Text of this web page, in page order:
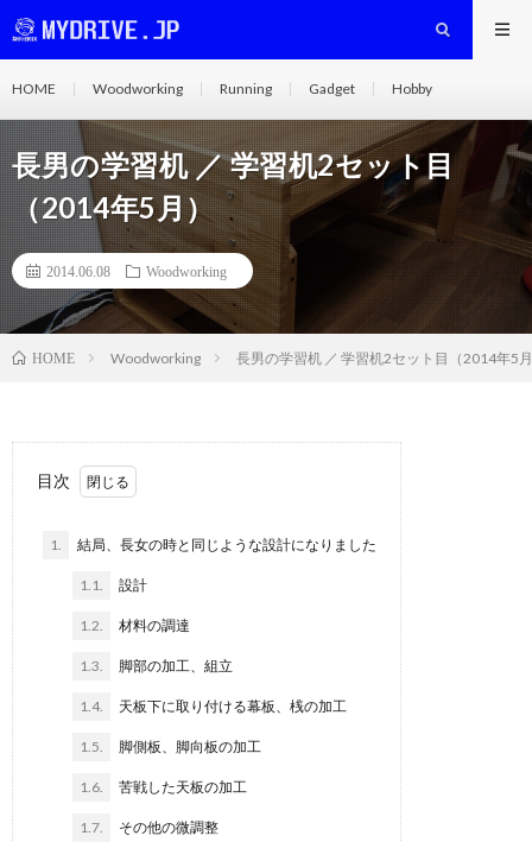
HOME Woodworking Running Gadget Hobby
長男の学習机 ／ 学習机2セット目
（2014年5月）
2014.06.08 Woodworking
HOME Woodworking 長男の学習机 ／ 学習机2セット目（2014年5
目次
1. 結局、長女の時と同じような設計になりました
1.1. 設計
1.2. 材料の調達
1.3. 脚部の加工、組立
1.4. 天板下に取り付ける幕板、桟の加工
1.5. 脚側板、脚向板の加工
1.6. 苦戦した天板の加工
1.7. その他の微調整